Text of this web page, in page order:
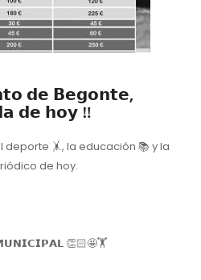
𝗱𝗲 𝗕𝗲𝗴𝗼𝗻𝘁𝗲,
𝗱𝗲 𝗵𝗼𝘆 ‼️
🤸, la educación 📚 y la
de hoy.
👏🏻🤩🏋️